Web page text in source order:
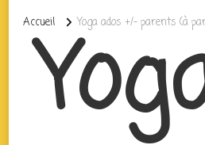
Accueil Yoga ados +/- parents (à